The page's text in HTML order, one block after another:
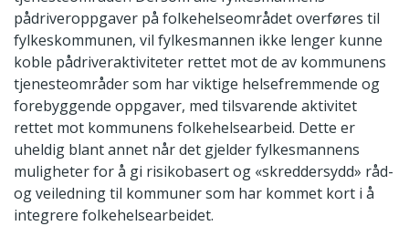
pådriveroppgaver på folkehelseområdet overføres til
fylkeskommunen, vil fylkesmannen ikke lenger kunne
koble pådriveraktiviteter rettet mot de av kommunens
tjenesteområder som har viktige helsefremmende og
forebyggende oppgaver, med tilsvarende aktivitet
rettet mot kommunens folkehelsearbeid. Dette er
uheldig blant annet når det gjelder fylkesmannens
muligheter for å gi risikobasert og «skreddersydd» råd-
og veiledning til kommuner som har kommet kort i å
integrere folkehelsearbeidet.